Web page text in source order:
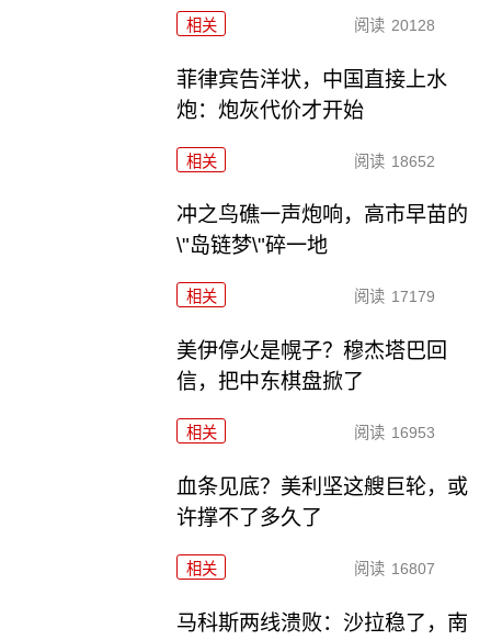
相关 阅读 20128
菲律宾告洋状，中国直接上水
炮：炮灰代价才开始
相关 阅读 18652
冲之鸟礁一声炮响，高市早苗的
\"岛链梦\"碎一地
相关 阅读 17179
美伊停火是幌子？穆杰塔巴回
信，把中东棋盘掀了
相关 阅读 16953
血条见底？美利坚这艘巨轮，或
许撑不了多久了
相关 阅读 16807
马科斯两线溃败：沙拉稳了，南